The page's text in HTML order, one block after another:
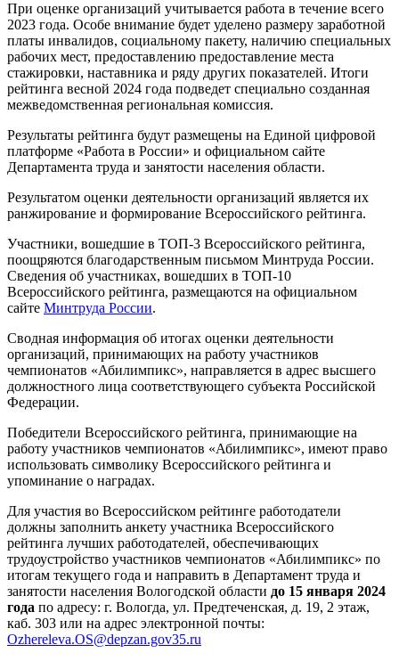
При оценке организаций учитывается работа в течение всего
2023 года. Особе внимание будет уделено размеру заработной
платы инвалидов, социальному пакету, наличию специальных
рабочих мест, предоставлению предоставление места
стажировки, наставника и ряду других показателей. Итоги
рейтинга весной 2024 года подведет специально созданная
межведомственная региональная комиссия.
Результаты рейтинга будут размещены на Единой цифровой
платформе «Работа в России» и официальном сайте
Департамента труда и занятости населения области.
Результатом оценки деятельности организаций является их
ранжирование и формирование Всероссийского рейтинга.
Участники, вошедшие в ТОП-3 Всероссийского рейтинга,
поощряются благодарственным письмом Минтруда России.
Сведения об участниках, вошедших в ТОП-10
Всероссийского рейтинга, размещаются на официальном
сайте Минтруда России.
Сводная информация об итогах оценки деятельности
организаций, принимающих на работу участников
чемпионатов «Абилимпикс», направляется в адрес высшего
должностного лица соответствующего субъекта Российской
Федерации.
Победители Всероссийского рейтинга, принимающие на
работу участников чемпионатов «Абилимпикс», имеют право
использовать символику Всероссийского рейтинга и
упоминание о наградах.
Для участия во Всероссийском рейтинге работодатели
должны заполнить анкету участника Всероссийского
рейтинга лучших работодателей, обеспечивающих
трудоустройство участников чемпионатов «Абилимпикс» по
итогам текущего года и направить в Департамент труда и
занятости населения Вологодской области до 15 января 2024
года по адресу: г. Вологда, ул. Предтеченская, д. 19, 2 этаж,
каб. 303 или на адрес электронной почты:
Ozhereleva.OS@depzan.gov35.ru